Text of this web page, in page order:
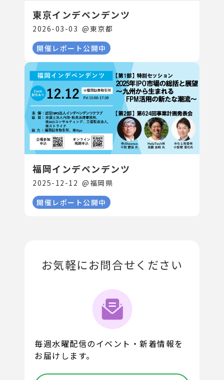
東京インデペンデンツ
2026-03-03 @東京都
開催レポート公開中
福岡インデペンデンツ
2025-12-12 @福岡県
開催レポート公開中
お気軽にお問合せください
毎週水曜配信のイベント・新着情報を
お届けします。